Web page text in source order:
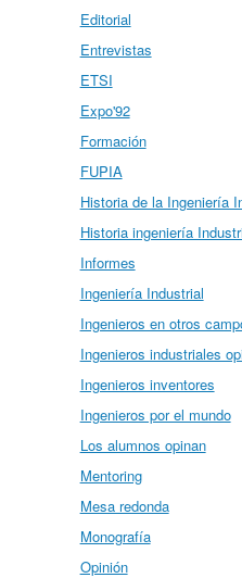
Editorial
Entrevistas
ETSI
Expo'92
Formación
FUPIA
Historia de la Ingeniería
Historia ingeniería
Informes
Ingeniería Industrial
Ingenieros en otros
Ingenieros industriales
Ingenieros inventores
Ingenieros por el mundo
Los alumnos opinan
Mentoring
Mesa redonda
Monografía
Opinión